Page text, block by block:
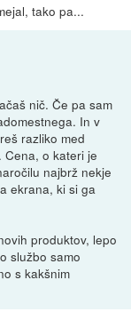
tako pa...
nič. Če pa sam
In v
razliko med
o kateri je
najbrž nekje
ekrana, ki si ga
produktov, lepo
službo samo
s kakšnim